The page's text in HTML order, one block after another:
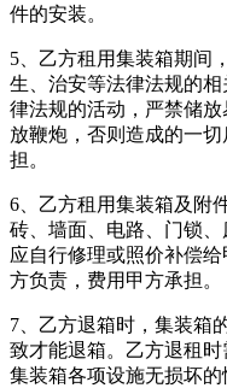
件的安装。
5、乙方租用集装箱期间
生、治安等法律法规的
律法规的活动，严禁储
放鞭炮，否则造成的一
担。
6、乙方租用集装箱及附
砖、墙面、电路、门锁
应自行修理或照价补偿
方负责，费用甲方承担。
7、乙方退箱时，集装箱
致才能退箱。乙方退租
集装箱各项设施无损坏